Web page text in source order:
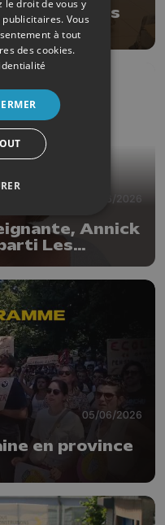
10/06/2026
Annick
Les
05/06/2026
en province
le droit de vous y
. Vous
à tout
des cookies.